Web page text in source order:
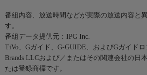
番組内容、放送時間などが実際の放送内容と
す。
番組データ提供元：IPG Inc.
TiVo、Gガイド、G-GUIDE、およびGガイド
Brands LLCおよび／またはその関連会社の日
たは登録商標です。